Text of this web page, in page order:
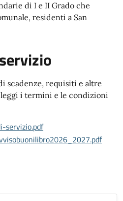
di I e II Grado che
residenti a San
scadenze, requisiti e altre
i termini e le condizioni
servizio.pdf